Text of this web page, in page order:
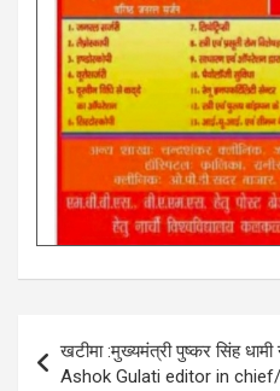
navigation
खटीमा :मुख्यमंत्री पुष्कर सिंह धामी
Ashok Gulati editor in chief/